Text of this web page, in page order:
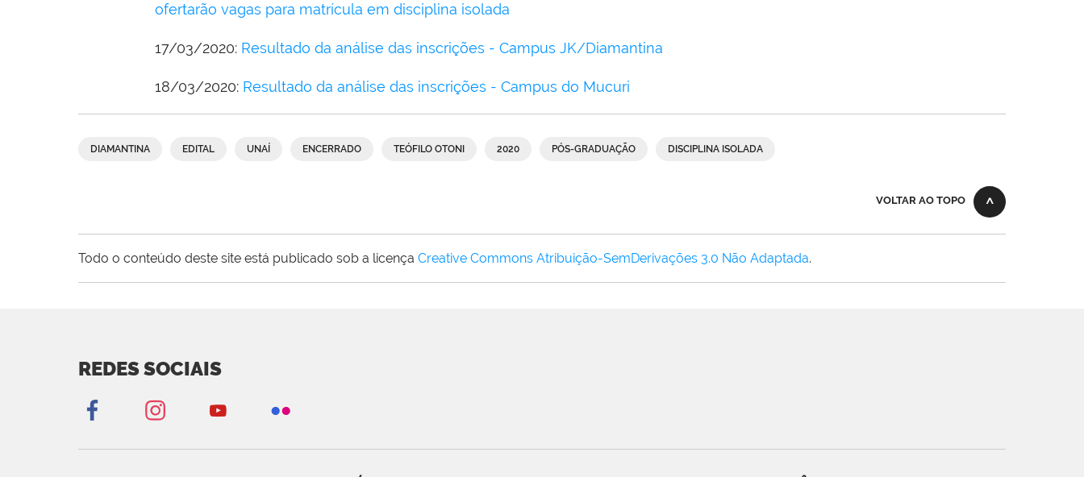
ofertarão vagas para matrícula em disciplina isolada
17/03/2020: Resultado da análise das inscrições - Campus JK/Diamantina
18/03/2020: Resultado da análise das inscrições - Campus do Mucuri
DIAMANTINA EDITAL UNAÍ ENCERRADO TEÓFILO OTONI 2020 PÓS-GRADUAÇÃO DISCIPLINA ISOLADA
VOLTAR AO TOPO
Todo o conteúdo deste site está publicado sob a licença Creative Commons Atribuição-SemDerivações 3.0 Não Adaptada.
REDES SOCIAIS